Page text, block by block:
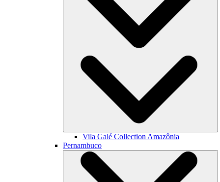
Vila Galé Collection Amazônia
Pernambuco